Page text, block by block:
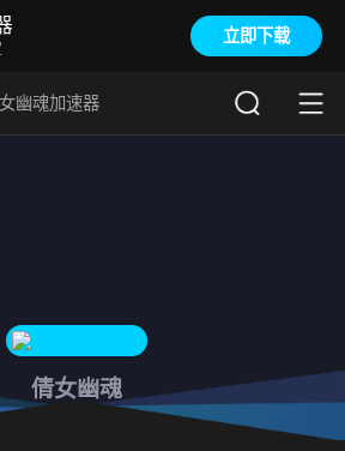
立即下载
幽魂加速器
倩女幽魂